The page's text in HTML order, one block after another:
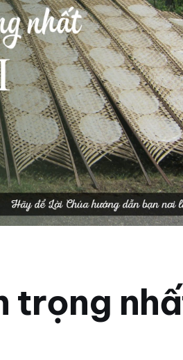
trọng